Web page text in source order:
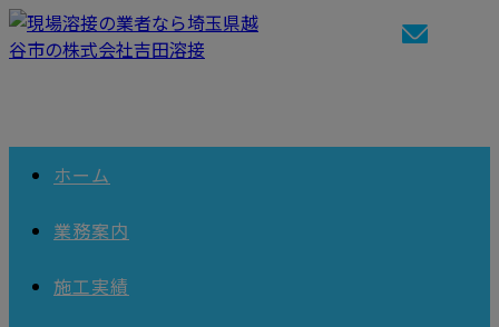
ホーム
業務案内
施工実績